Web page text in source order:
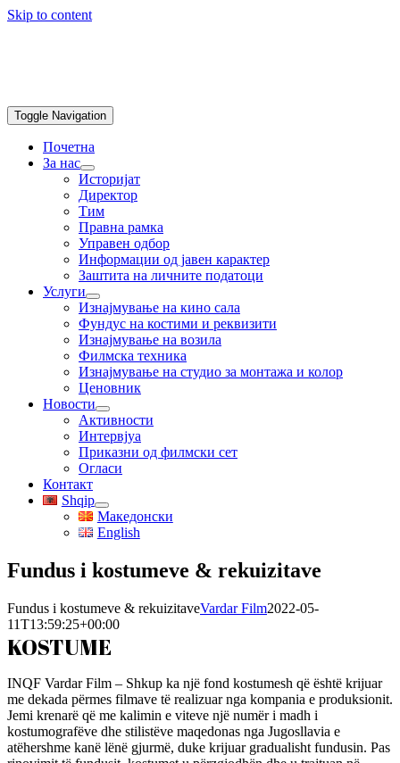
Skip to content
Toggle Navigation
Почетна
За нас
Историјат
Директор
Тим
Правна рамка
Управен одбор
Информации од јавен карактер
Заштита на личните податоци
Услуги
Изнајмување на кино сала
Фундус на костими и реквизити
Изнајмување на возила
Филмска техника
Изнајмување на студио за монтажа и колор
Ценовник
Новости
Активности
Интервјуа
Приказни од филмски сет
Огласи
Контакт
Shqip
Македонски
English
Fundus i kostumeve & rekuizitave
Fundus i kostumeve & rekuizitaveVardar Film2022-05-
11T13:59:25+00:00
KOSTUME
INQF Vardar Film – Shkup ka një fond kostumesh që është krijuar
me dekada përmes filmave të realizuar nga kompania e produksionit.
Jemi krenarë që me kalimin e viteve një numër i madh i
kostumografëve dhe stilistëve maqedonas nga Jugosllavia e
atëhershme kanë lënë gjurmë, duke krijuar gradualisht fundusin. Pas